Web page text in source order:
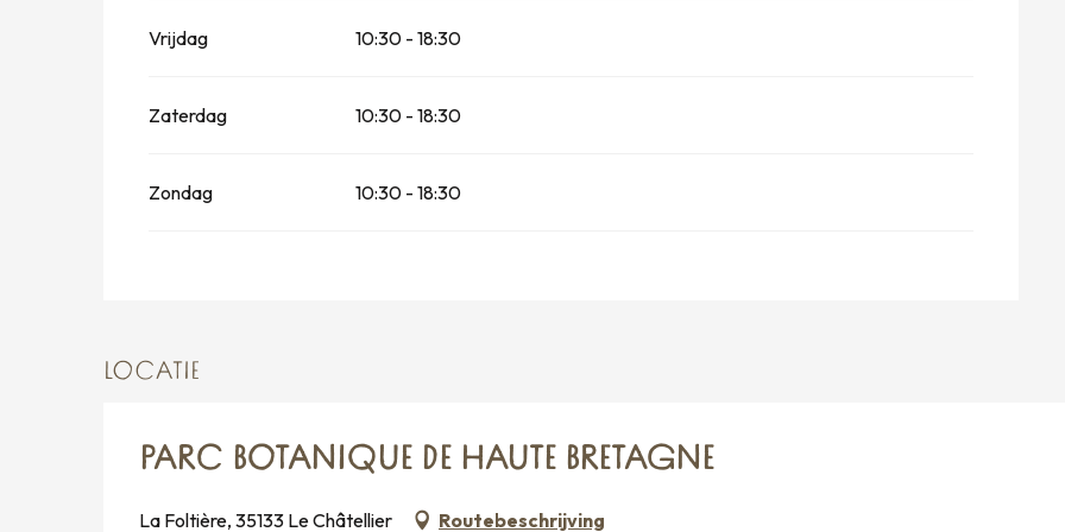
Vrijdag 10:30 - 18:30
Zaterdag 10:30 - 18:30
Zondag 10:30 - 18:30
LOCATIE
PARC BOTANIQUE DE HAUTE BRETAGNE
La Foltière, 35133 Le Châtellier Routebeschrijving